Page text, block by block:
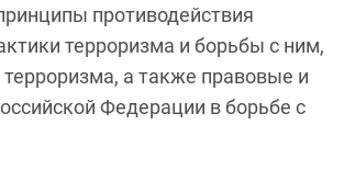
противодействия
терроризма и борьбы с ним,
а также правовые и
Федерации в борьбе с